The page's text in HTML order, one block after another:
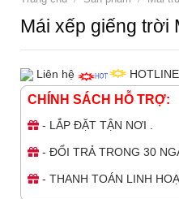
Mái xếp giếng trời
Liên hệ
CHÍNH SÁCH HỖ TRỢ:
- LẮP ĐẶT TẬN NƠI .
- ĐỔI TRẢ TRONG 30
- THANH TOÁN LINH